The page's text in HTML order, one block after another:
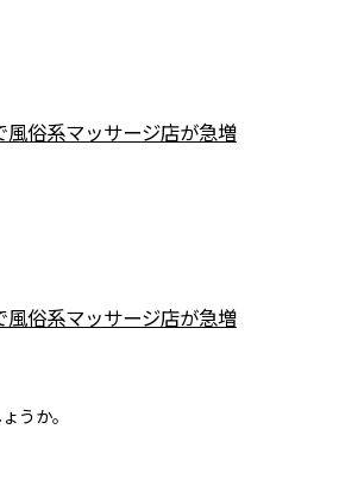
俗系マッサージ店が急増
俗系マッサージ店が急増
うか。